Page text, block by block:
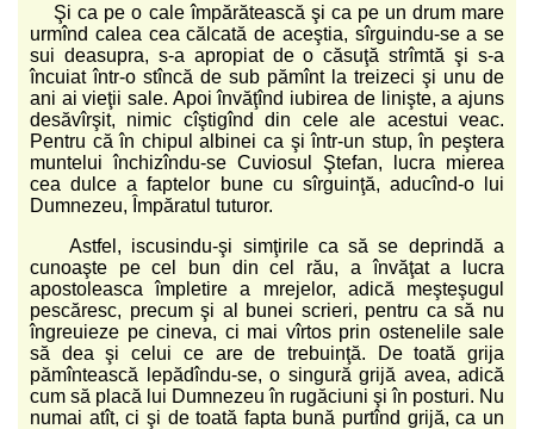
Şi ca pe o cale împărătească şi ca pe un drum mare
urmînd calea cea călcată de aceştia, sîrguindu-se a se
sui deasupra, s-a apropiat de o căsuţă strîmtă şi s-a
încuiat într-o stîncă de sub pămînt la treizeci şi unu de
ani ai vieţii sale. Apoi învăţînd iubirea de linişte, a ajuns
desăvîrşit, nimic cîştigînd din cele ale acestui veac.
Pentru că în chipul albinei ca şi într-un stup, în peştera
muntelui închizîndu-se Cuviosul Ştefan, lucra mierea
cea dulce a faptelor bune cu sîrguinţă, aducînd-o lui
Dumnezeu, Împăratul tuturor.
Astfel, iscusindu-şi simţirile ca să se deprindă a
cunoaşte pe cel bun din cel rău, a învăţat a lucra
apostoleasca împletire a mrejelor, adică meşteşugul
pescăresc, precum şi al bunei scrieri, pentru ca să nu
îngreuieze pe cineva, ci mai vîrtos prin ostenelile sale
să dea şi celui ce are de trebuinţă. De toată grija
pămîntească lepădîndu-se, o singură grijă avea, adică
cum să placă lui Dumnezeu în rugăciuni şi în posturi. Nu
numai atît, ci şi de toată fapta bună purtînd grijă, ca un